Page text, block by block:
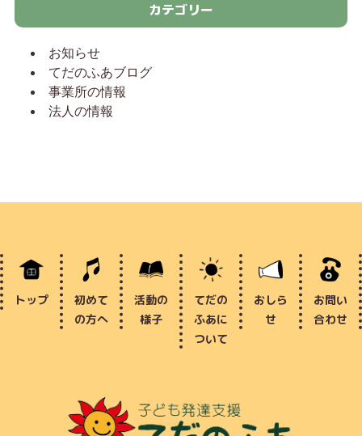
カテゴリー
お知らせ
てだのふあブログ
事業所の情報
法人の情報
トップ
初めて
の方へ
活動の
様子
てだの
ふあに
ついて
おしら
せ
お問い
合わせ